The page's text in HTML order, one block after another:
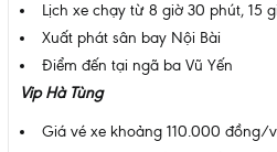
Lịch xe chạy từ 8 giờ 30 phút, 15
Xuất phát sân bay Nội Bài
Điểm đến tại ngã ba Vũ Yến
Vip Hà Tùng
Giá vé xe khoảng 110.000 đồng/